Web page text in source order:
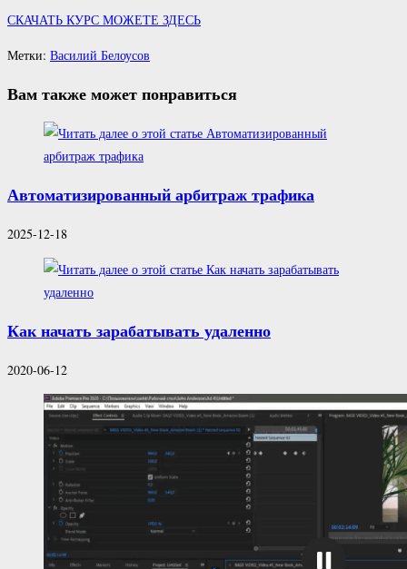
СКАЧАТЬ КУРС МОЖЕТЕ ЗДЕСЬ
Метки: Василий Белоусов
Вам также может понравиться
Автоматизированный арбитраж трафика
2025-12-18
Как начать зарабатывать удаленно
2020-06-12